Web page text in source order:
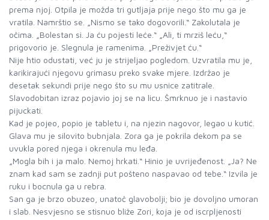
prema njoj. Otpila je možda tri gutljaja prije nego što mu ga je
vratila. Namrštio se. „Nismo se tako dogovorili.“ Zakolutala je
očima. „Bolestan si. Ja ću pojesti leće.“ „Ali, ti mrziš leću,“
prigovorio je. Slegnula je ramenima. „Preživjet ću.“
Nije htio odustati, već ju je strijeljao pogledom. Uzvratila mu je,
karikirajući njegovu grimasu preko svake mjere. Izdržao je
desetak sekundi prije nego što su mu usnice zatitrale.
Slavodobitan izraz pojavio joj se na licu. Šmrknuo je i nastavio
pijuckati.
Kad je pojeo, popio je tabletu i, na njezin nagovor, legao u kutić.
Glava mu je silovito bubnjala. Zora ga je pokrila dekom pa se
uvukla pored njega i okrenula mu leđa.
„Mogla bih i ja malo. Nemoj hrkati.“ Hinio je uvrijeđenost. „Ja? Ne
znam kad sam se zadnji put pošteno naspavao od tebe.“ Izvila je
ruku i bocnula ga u rebra.
San ga je brzo obuzeo, unatoč glavobolji; bio je dovoljno umoran
i slab. Nesvjesno se stisnuo bliže Zori, koja je od iscrpljenosti